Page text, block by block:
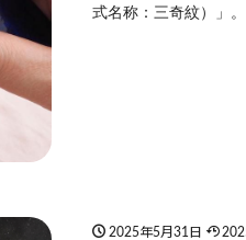
式名称：三奇紋）」
2025年5月31日